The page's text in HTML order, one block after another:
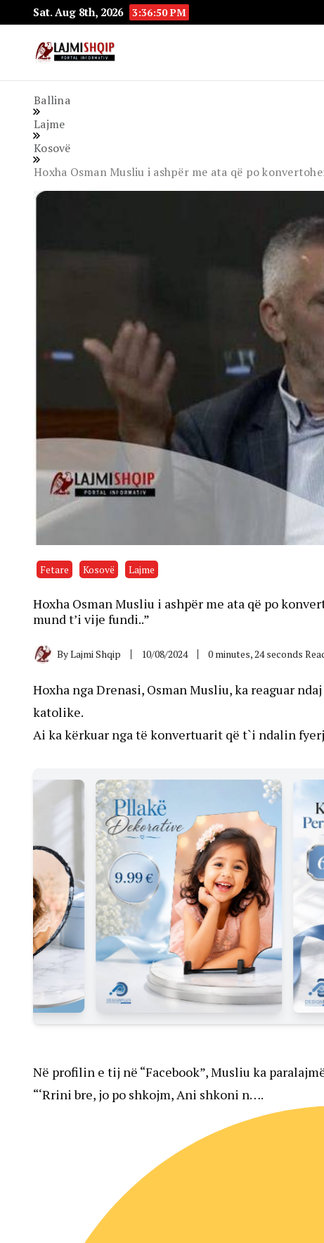
Sat. Aug 8th, 2026 3:36:51 PM
Ballina
Lajme
Kosovë
Hoxha Osman Musliu i ashpër me ata që po
Fetare Kosovë Lajme
Hoxha Osman Musliu i ashpër me ata që po
mund t’i vije fundi..”
ByLajmi Shqip 10/08/2024 0 minutes, 24 seconds
Hoxha nga Drenasi, Osman Musliu, ka reaguar
katolike.
Ai ka kërkuar nga të konvertuarit që t`i ndalin
Në profilin e tij në “Facebook”, Musliu ka
“‘Rrini bre, jo po shkojm, Ani shkoni n….